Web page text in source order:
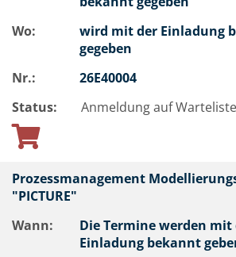
Wo:
wird mit der Einladung
gegeben
Nr.:
26E40004
Status:
Anmeldung auf Warteliste
Prozessmanagement
"PICTURE"
Wann:
Die Termine werden mit
Einladung bekannt